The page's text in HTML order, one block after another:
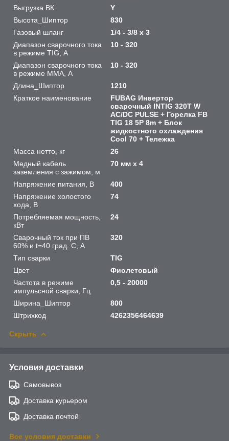
Выгрузка ВК
Y
Высота_Шиптор
830
Газовый шланг
1/4 - 3/8 x 3
Диапазон сварочного тока
в режиме TIG, А
10 - 320
Диапазон сварочного тока
в режиме ММА, А
10 - 320
Длина_Шиптор
1210
Краткое наименование
FUBAG Инвертор
сварочный INTIG 320T W
AC/DC PULSE + Горелка FB
TIG 18 5P 8m + Блок
жидкостного охлаждения
Cool 70 + Тележка
Масса нетто, кг
26
Медный кабель
заземления с зажимом, м
70 мм х 4
Напряжение питания, В
400
Напряжение холостого
хода, В
74
Потребляемая мощность,
кВт
24
Сварочный ток при ПВ
60% и t=40 град. С, А
320
Тип сварки
TIG
Цвет
Фиолетовый
Частота в режиме
импульсной сварки, Гц
0,5 - 20000
Ширина_Шиптор
800
Штрихкод
4262356464639
Скрыть
Условия доставки
Самовывоз
Доставка курьером
Доставка почтой
Все условия доставки